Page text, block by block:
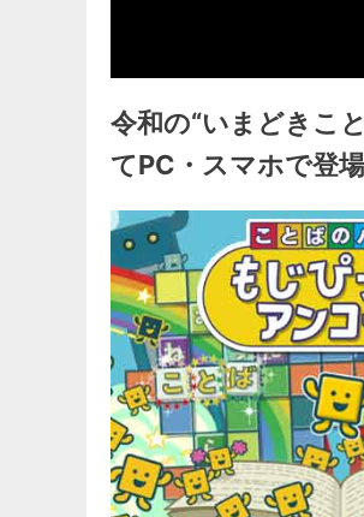
令和の“いまどきこ
てPC・スマホで登場